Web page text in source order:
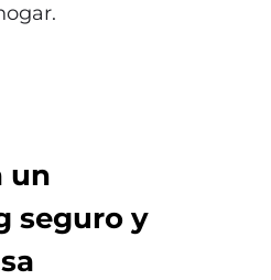
un
seguro y